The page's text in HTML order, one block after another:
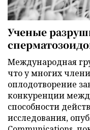
Ученые
Международная
что у многих
оплодотворение
конкуренции
способности
исследования,